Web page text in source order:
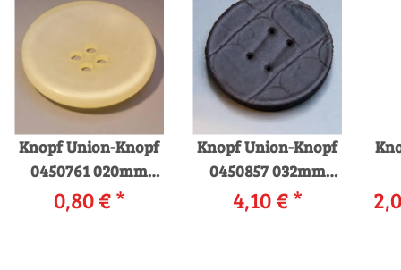
Knopf Union-Knopf
0450761 020mm
0038 gelb
0,80 €*
Knopf Union-Knopf
0450857 032mm
0022 dunkelbraun
4,10 €*